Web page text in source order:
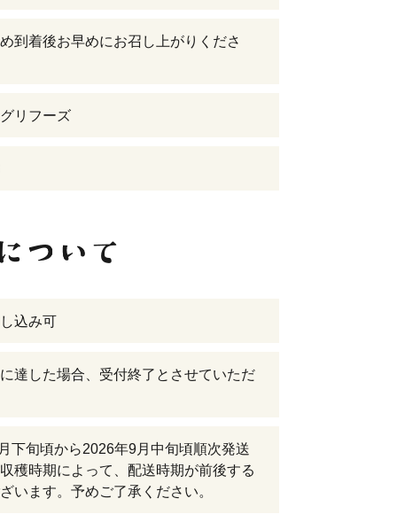
到着後お早めにお召し上がりくださ
リフーズ
込み可
達した場合、受付終了とさせていただ
下旬頃から2026年9月中旬頃順次発送
穫時期によって、配送時期が前後する
います。予めご了承ください。